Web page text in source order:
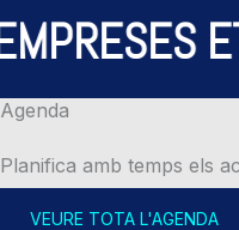
Agenda
Planifica amb temps els
VEURE TOTA L'AGENDA